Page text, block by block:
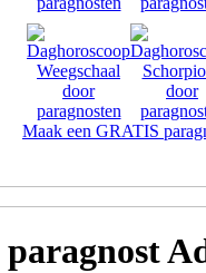
Maak een GRATIS
paragnost